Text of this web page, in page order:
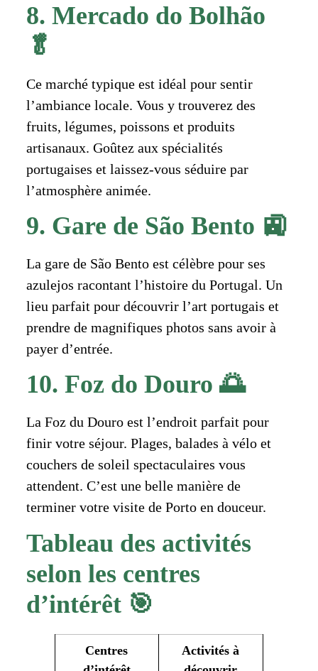
8. Mercado do Bolhão
🥬
Ce marché typique est idéal pour sentir
l’ambiance locale. Vous y trouverez des
fruits, légumes, poissons et produits
artisanaux. Goûtez aux spécialités
portugaises et laissez-vous séduire par
l’atmosphère animée.
9. Gare de São Bento 🚉
La gare de São Bento est célèbre pour ses
azulejos racontant l’histoire du Portugal. Un
lieu parfait pour découvrir l’art portugais et
prendre de magnifiques photos sans avoir à
payer d’entrée.
10. Foz do Douro 🌅
La Foz du Douro est l’endroit parfait pour
finir votre séjour. Plages, balades à vélo et
couchers de soleil spectaculaires vous
attendent. C’est une belle manière de
terminer votre visite de Porto en douceur.
Tableau des activités
selon les centres
d’intérêt 🎯
Centres
Activités à